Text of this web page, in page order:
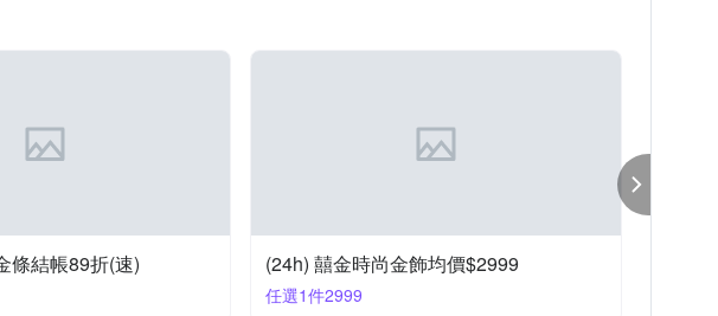
條結帳89折(速) (24h) 囍金時尚金飾均價$2999
任選1件2999